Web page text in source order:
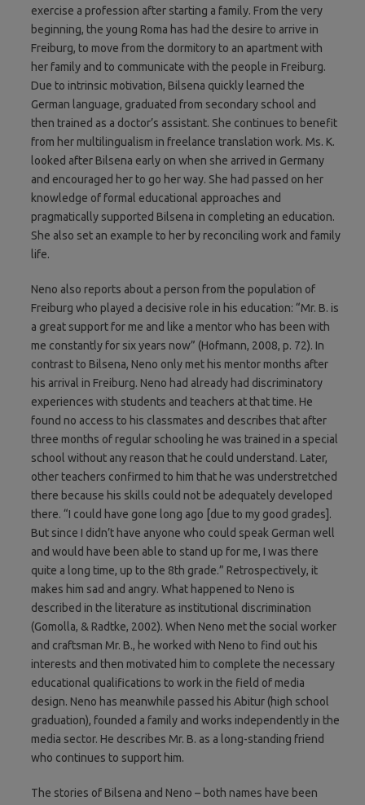
exercise a profession after starting a family. From the very
beginning, the young Roma has had the desire to arrive in
Freiburg, to move from the dormitory to an apartment with
her family and to communicate with the people in Freiburg.
Due to intrinsic motivation, Bilsena quickly learned the
German language, graduated from secondary school and
then trained as a doctor’s assistant. She continues to benefit
from her multilingualism in freelance translation work. Ms. K.
looked after Bilsena early on when she arrived in Germany
and encouraged her to go her way. She had passed on her
knowledge of formal educational approaches and
pragmatically supported Bilsena in completing an education.
She also set an example to her by reconciling work and family
life.
Neno also reports about a person from the population of
Freiburg who played a decisive role in his education: “Mr. B. is
a great support for me and like a mentor who has been with
me constantly for six years now” (Hofmann, 2008, p. 72). In
contrast to Bilsena, Neno only met his mentor months after
his arrival in Freiburg. Neno had already had discriminatory
experiences with students and teachers at that time. He
found no access to his classmates and describes that after
three months of regular schooling he was trained in a special
school without any reason that he could understand. Later,
other teachers confirmed to him that he was understretched
there because his skills could not be adequately developed
there. “I could have gone long ago [due to my good grades].
But since I didn’t have anyone who could speak German well
and would have been able to stand up for me, I was there
quite a long time, up to the 8th grade.” Retrospectively, it
makes him sad and angry. What happened to Neno is
described in the literature as institutional discrimination
(Gomolla, & Radtke, 2002). When Neno met the social worker
and craftsman Mr. B., he worked with Neno to find out his
interests and then motivated him to complete the necessary
educational qualifications to work in the field of media
design. Neno has meanwhile passed his Abitur (high school
graduation), founded a family and works independently in the
media sector. He describes Mr. B. as a long-standing friend
who continues to support him.
The stories of Bilsena and Neno – both names have been